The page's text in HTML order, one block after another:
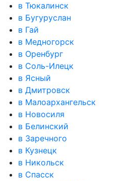
в Тюкалинск
в Бугуруслан
в Гай
в Медногорск
в Оренбург
в Соль-Илецк
в Ясный
в Дмитровск
в Малоархангельск
в Новосиля
в Белинский
в Заречного
в Кузнецк
в Никольск
в Спасск